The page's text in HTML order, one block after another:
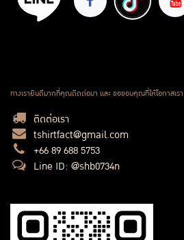
ทางเรายินดีมากที่คุณติดต่อมา และ ขอขอบคุณที่ให้โอกาสเรา
ติดต่อเรา
tshirtfact@gmail.com
+66 89 688 5753
Line ID: @shb0734n